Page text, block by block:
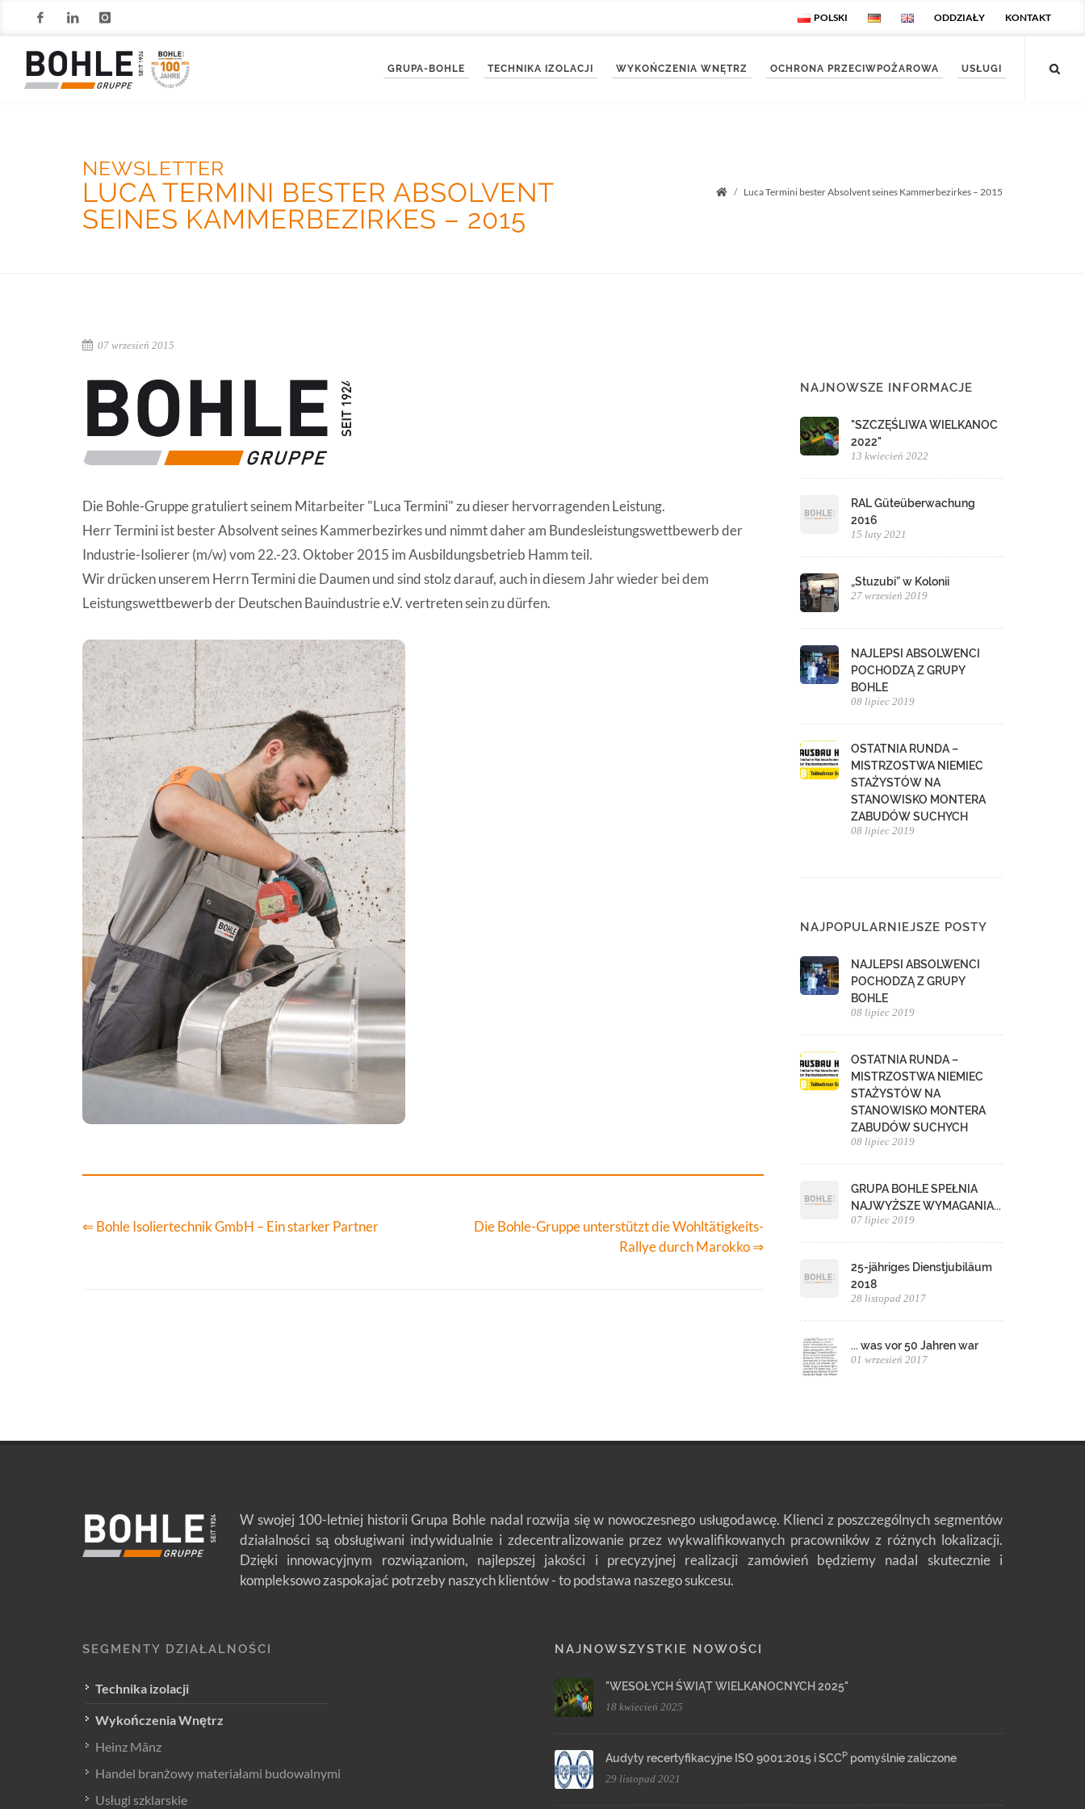
FacebookLinkedInInstagram
POLSKI ODDZIAŁY KONTAKT
GRUPA-BOHLE TECHNIKA IZOLACJI WYKOŃCZENIA WNĘTRZ OCHRONA PRZECIWPOŻAROWA USŁUGI
NEWSLETTER
LUCA TERMINI BESTER ABSOLVENT
SEINES KAMMERBEZIRKES – 2015
Startseite
Luca Termini bester Absolvent seines Kammerbezirkes – 2015
07 wrzesień 2015
Die Bohle-Gruppe gratuliert seinem Mitarbeiter "Luca Termini" zu dieser hervorragenden Leistung.
Herr Termini ist bester Absolvent seines Kammerbezirkes und nimmt daher am Bundesleistungswettbewerb der
Industrie-Isolierer (m/w) vom 22.-23. Oktober 2015 im Ausbildungsbetrieb Hamm teil.
Wir drücken unserem Herrn Termini die Daumen und sind stolz darauf, auch in diesem Jahr wieder bei dem
Leistungswettbewerb der Deutschen Bauindustrie e.V. vertreten sein zu dürfen.
⇐ Bohle Isoliertechnik GmbH – Ein starker Partner
Die Bohle-Gruppe unterstützt die Wohltätigkeits-
Rallye durch Marokko ⇒
NAJNOWSZE INFORMACJE
"SZCZĘŚLIWA WIELKANOC
2022"
13 kwiecień 2022
RAL Güteüberwachung
2016
15 luty 2021
„Stuzubi” w Kolonii
27 wrzesień 2019
NAJLEPSI ABSOLWENCI
POCHODZĄ Z GRUPY
BOHLE
08 lipiec 2019
OSTATNIA RUNDA –
MISTRZOSTWA NIEMIEC
STAŻYSTÓW NA
STANOWISKO MONTERA
ZABUDÓW SUCHYCH
08 lipiec 2019
NAJPOPULARNIEJSZE POSTY
NAJLEPSI ABSOLWENCI
POCHODZĄ Z GRUPY
BOHLE
08 lipiec 2019
OSTATNIA RUNDA –
MISTRZOSTWA NIEMIEC
STAŻYSTÓW NA
STANOWISKO MONTERA
ZABUDÓW SUCHYCH
08 lipiec 2019
GRUPA BOHLE SPEŁNIA
NAJWYŻSZE WYMAGANIA...
07 lipiec 2019
25-jähriges Dienstjubiläum
2018
28 listopad 2017
... was vor 50 Jahren war
01 wrzesień 2017
W swojej 100-letniej historii Grupa Bohle nadal rozwija się w nowoczesnego usługodawcę. Klienci z poszczególnych segmentów
działalności są obsługiwani indywidualnie i zdecentralizowanie przez wykwalifikowanych pracowników z różnych lokalizacji.
Dzięki innowacyjnym rozwiązaniom, najlepszej jakości i precyzyjnej realizacji zamówień będziemy nadal skutecznie i
kompleksowo zaspokajać potrzeby naszych klientów - to podstawa naszego sukcesu.
SEGMENTY DZIAŁALNOŚCI
Technika izolacji
Wykończenia Wnętrz
Heinz Mänz
Handel branżowy materiałami budowalnymi
Usługi szklarskie
NAJNOWSZYSTKIE NOWOŚCI
"WESOŁYCH ŚWIĄT WIELKANOCNYCH 2025"
18 kwiecień 2025
Audyty recertyfikacyjne ISO 9001:2015 i SCCP pomyślnie zaliczone
29 listopad 2021